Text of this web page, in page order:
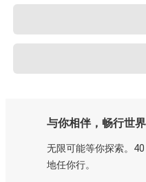
与你相伴，畅行世界
无限可能等你探索。
地任你行。